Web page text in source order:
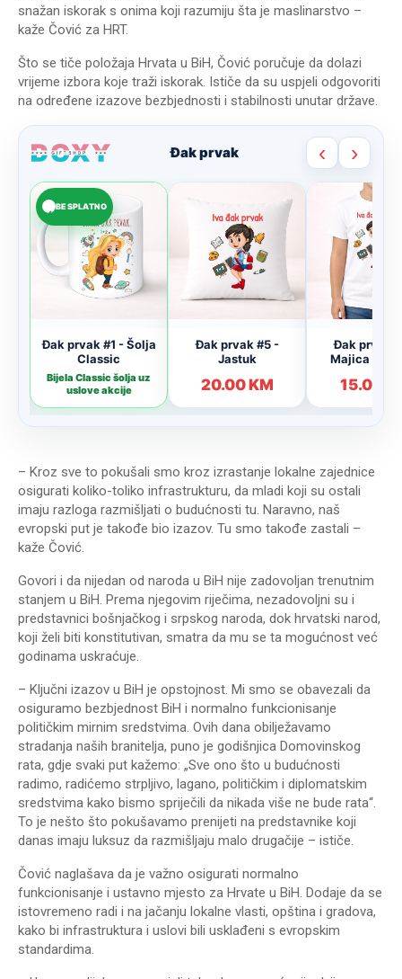
snažan iskorak s onima koji razumiju šta je maslinarstvo –
kaže Čović za HRT.
Što se tiče položaja Hrvata u BiH, Čović poručuje da dolazi
vrijeme izbora koje traži iskorak. Ističe da su uspjeli odgovoriti
na određene izazove bezbjednosti i stabilnosti unutar države.
– Kroz sve to pokušali smo kroz izrastanje lokalne zajednice
osigurati koliko-toliko infrastrukturu, da mladi koji su ostali
imaju razloga razmišljati o budućnosti tu. Naravno, naš
evropski put je takođe bio izazov. Tu smo takođe zastali –
kaže Čović.
Govori i da nijedan od naroda u BiH nije zadovoljan trenutnim
stanjem u BiH. Prema njegovim riječima, nezadovoljni su i
predstavnici bošnjačkog i srpskog naroda, dok hrvatski narod,
koji želi biti konstitutivan, smatra da mu se ta mogućnost već
godinama uskraćuje.
– Ključni izazov u BiH je opstojnost. Mi smo se obavezali da
osiguramo bezbjednost BiH i normalno funkcionisanje
političkim mirnim sredstvima. Ovih dana obilježavamo
stradanja naših branitelja, puno je godišnjica Domovinskog
rata, gdje svaki put kažemo: „Sve ono što u budućnosti
radimo, radićemo strpljivo, lagano, političkim i diplomatskim
sredstvima kako bismo spriječili da nikada više ne bude rata“.
To je nešto što pokušavamo prenijeti na predstavnike koji
danas imaju luksuz da razmišljaju malo drugačije – ističe.
Čović naglašava da je važno osigurati normalno
funkcionisanje i ustavno mjesto za Hrvate u BiH. Dodaje da se
istovremeno radi i na jačanju lokalne vlasti, opština i gradova,
kako bi infrastruktura i uslovi bili usklađeni s evropskim
standardima.